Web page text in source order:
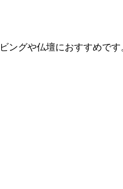
ングや仏壇におすすめです